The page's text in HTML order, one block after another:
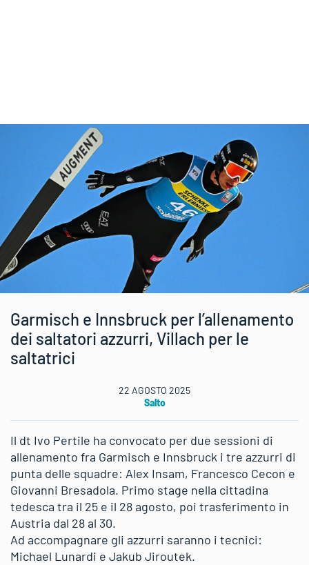
Garmisch e Innsbruck per l’allenamento
dei saltatori azzurri, Villach per le
saltatrici
22 AGOSTO 2025
Salto
Il dt Ivo Pertile ha convocato per due sessioni di
allenamento fra Garmisch e Innsbruck i tre azzurri di
punta delle squadre: Alex Insam, Francesco Cecon e
Giovanni Bresadola. Primo stage nella cittadina
tedesca tra il 25 e il 28 agosto, poi trasferimento in
Austria dal 28 al 30.
Ad accompagnare gli azzurri saranno i tecnici:
Michael Lunardi e Jakub Jiroutek.